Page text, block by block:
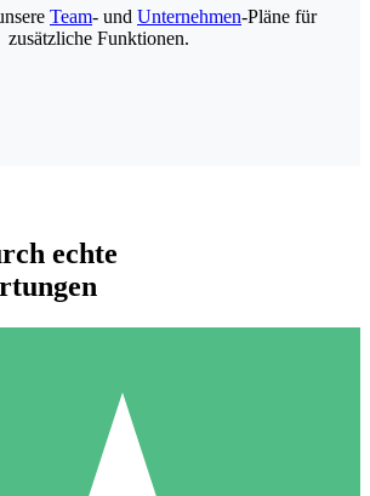
Credit-Pakete
Team- und Unternehmen-Pläne für
zusätzliche Funktionen.
echte